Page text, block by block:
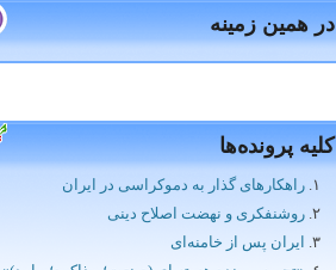
در همین زمینه
کلیه پرونده‌ها
راهکارهای گذار به دموکراسی در ایران
روشنفکری و نهضت اصلاح دینی
ایران پس از خامنه‌ای